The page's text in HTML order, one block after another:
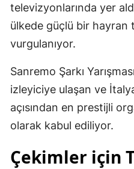
televizyonlarında yer
ülkede güçlü bir hayran
vurgulanıyor.
Sanremo Şarkı
izleyiciye ulaşan ve
açısından en prestijli
olarak kabul ediliyor.
Çekimler için